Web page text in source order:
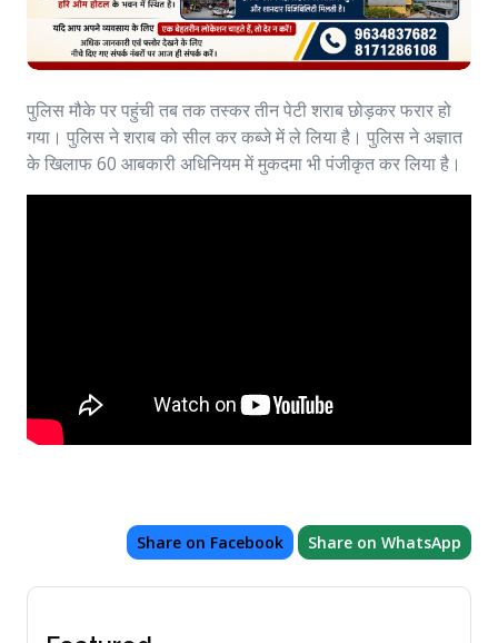
पुलिस मौके पर पहुंची तब तक तस्कर तीन पेटी शराब छोड़कर फरार हो
गया। पुलिस ने शराब को सील कर कब्जे में ले लिया है। पुलिस ने अज्ञात
के खिलाफ 60 आबकारी अधिनियम में मुकदमा भी पंजीकृत कर लिया है।
Share on Facebook Share on WhatsApp